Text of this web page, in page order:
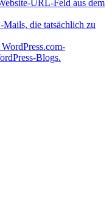
URL-Feld aus dem
Mails, die tatsächlich zu
Blogs.